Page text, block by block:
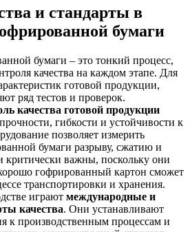
и стандарты в
бумаги
бумаги – это тонкий процесс,
качества на каждом этапе. Для
готовой продукции,
ряд тестов и проверок.
качества готовой продукции
гибкости и устойчивости к
позволяет измерить
бумаги разрыву, сжатию и
критически важны, поскольку они
гофрированный картон сможет
транспортировки и хранения.
играют международные и
качества. Они устанавливают
к производственным процессам и